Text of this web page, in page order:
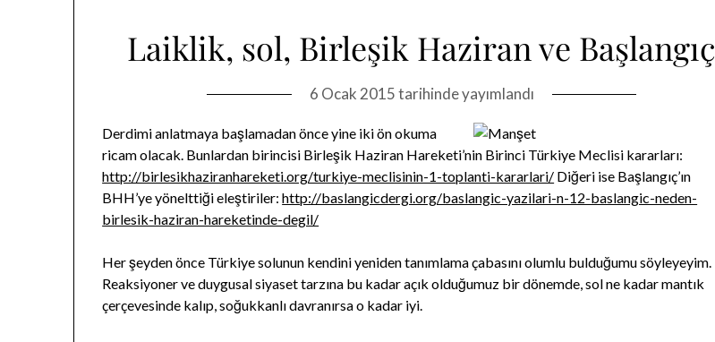
Laiklik, sol, Birleşik Haziran ve Başlangıç
6 Ocak 2015tarihinde yayımlandı
Derdimi anlatmaya başlamadan önce yine iki ön okuma
ricam olacak. Bunlardan birincisi Birleşik Haziran Hareketi’nin Birinci Türkiye Meclisi kararları:
http://birlesikhaziranhareketi.org/turkiye-meclisinin-1-toplanti-kararlari/ Diğeri ise Başlangıç’ın
BHH’ye yönelttiği eleştiriler:http://baslangicdergi.org/baslangic-yazilari-n-12-baslangic-neden-
birlesik-haziran-hareketinde-degil/
Her şeyden önce Türkiye solunun kendini yeniden tanımlama çabasını olumlu bulduğumu söyleyeyim.
Reaksiyoner ve duygusal siyaset tarzına bu kadar açık olduğumuz bir dönemde, sol ne kadar mantık
çerçevesinde kalıp, soğukkanlı davranırsa o kadar iyi.